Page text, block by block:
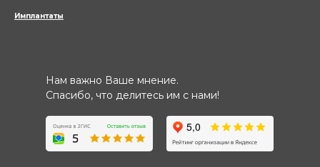
Имплантаты
Нам важно Ваше мнение.
Спасибо, что делитесь им с нами!